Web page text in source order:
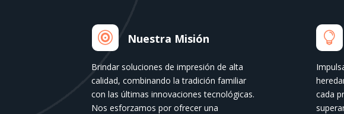
 Nuestra Misión
Brindar soluciones de impresión de alta
calidad, combinando la tradición familiar
con las últimas innovaciones tecnológicas.
Nos esforzamos por ofrecer una

cada